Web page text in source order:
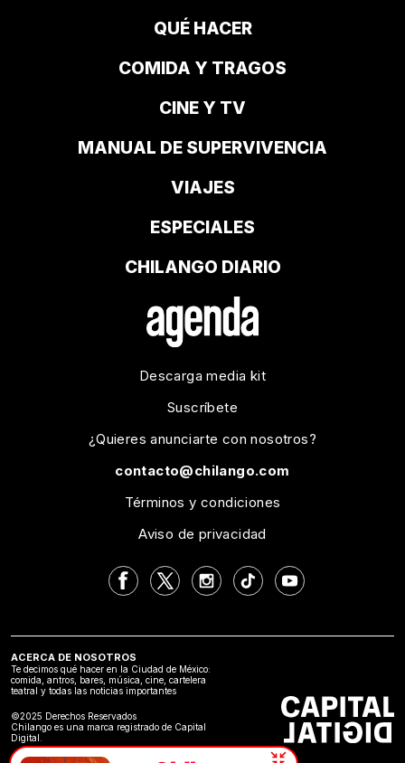
QUÉ HACER
COMIDA Y TRAGOS
CINE Y TV
MANUAL DE SUPERVIVENCIA
VIAJES
ESPECIALES
CHILANGO DIARIO
Descarga media kit
Suscríbete
¿Quieres anunciarte con nosotros?
contacto@chilango.com
Términos y condiciones
Aviso de privacidad
ACERCA DE NOSOTROS
Te decimos qué hacer en la Ciudad de México:
comida, antros, bares, música, cine, cartelera
teatral y todas las noticias importantes
©2025 Derechos Reservados
Chilango es una marca registrado de Capital
Digital.